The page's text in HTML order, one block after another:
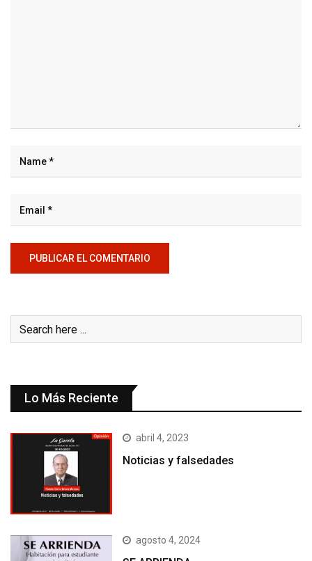
Lo Más Reciente
abril 4, 2023
Noticias y falsedades
agosto 4, 2024